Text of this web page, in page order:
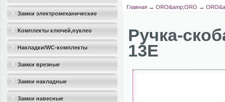
Замки электромеханические
Комплекты ключей,нуклео
Накладки/WC-комплекты
Замки врезные
Замки накладные
Замки навесные
Главная→ ORO&amp;ORO →
Ручка-
13E